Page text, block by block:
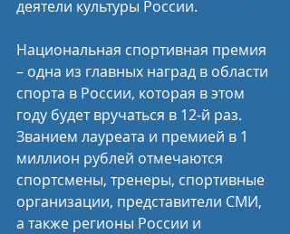
деятели культуры России.
Национальная спортивная премия
– одна из главных наград в области
спорта в России, которая в этом
году будет вручаться в 12-й раз.
Званием лауреата и премией в 1
миллион рублей отмечаются
спортсмены, тренеры, спортивные
организации, представители СМИ,
а также регионы России и